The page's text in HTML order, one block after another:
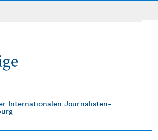
Internationalen Journalisten-